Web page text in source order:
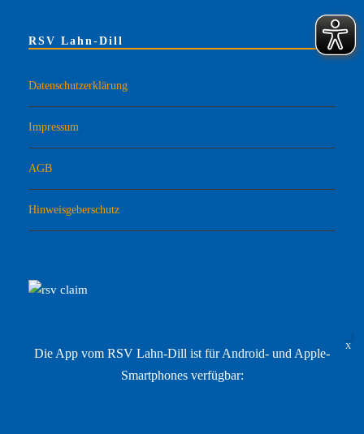
RSV Lahn-Dill
Datenschutzerklärung
Impressum
AGB
Hinweisgeberschutz
Die App vom RSV Lahn-Dill ist für Android- und Apple-
Smartphones verfügbar: